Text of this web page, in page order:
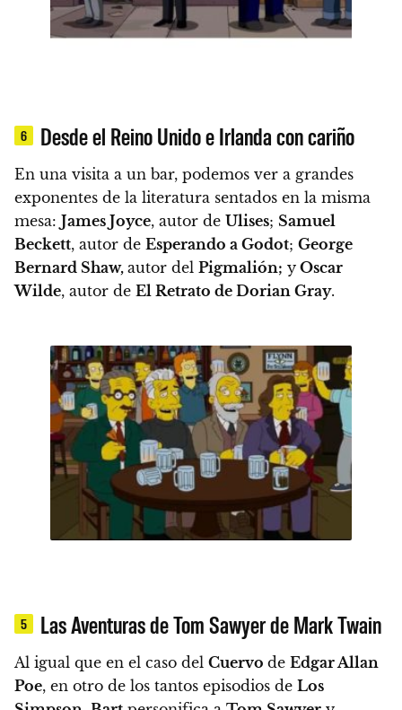
6 Desde el Reino Unido e Irlanda con cariño
En una visita a un bar, podemos ver a grandes
exponentes de la literatura sentados en la misma
mesa: James Joyce, autor de Ulises; Samuel
Beckett, autor de Esperando a Godot; George
Bernard Shaw, autor del Pigmalión; y Oscar
Wilde, autor de El Retrato de Dorian Gray.
5 Las Aventuras de Tom Sawyer de Mark Twain
Al igual que en el caso del Cuervo de Edgar Allan
Poe, en otro de los tantos episodios de Los